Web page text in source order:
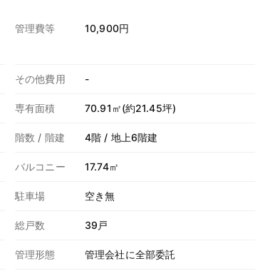
管理費等 10,900円
その他費用 -
専有面積 70.91㎡(約21.45坪)
階数 / 階建 4階 / 地上6階建
バルコニー 17.74㎡
駐車場 空き無
総戸数 39戸
管理形態 管理会社に全部委託